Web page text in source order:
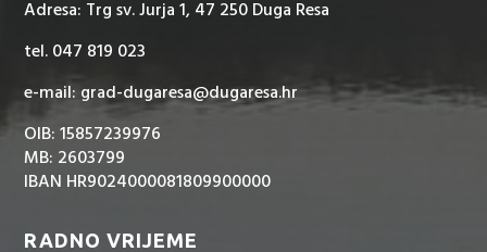
Adresa: Trg sv. Jurja 1, 47 250 Duga Resa
tel. 047 819 023
e-mail: grad-dugaresa@dugaresa.hr
OIB: 15857239976
MB: 2603799
IBAN HR9024000081809900000
RADNO VRIJEME